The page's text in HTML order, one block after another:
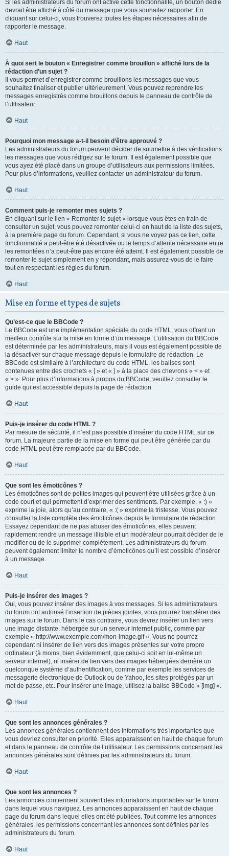
Si les administrateurs du forum ont activé cette fonctionnalité, un bouton dédié
devrait être affiché à côté du message que vous souhaitez rapporter. En
cliquant sur celui-ci, vous trouverez toutes les étapes nécessaires afin de
rapporter le message.
Haut
À quoi sert le bouton « Enregistrer comme brouillon » affiché lors de la
rédaction d’un sujet ?
Il vous permet d’enregistrer comme brouillons les messages que vous
souhaitez finaliser et publier ultérieurement. Vous pouvez reprendre les
messages enregistrés comme brouillons depuis le panneau de contrôle de
l’utilisateur.
Haut
Pourquoi mon message a-t-il besoin d’être approuvé ?
Les administrateurs du forum peuvent décider de soumettre à des vérifications
les messages que vous rédigez sur le forum. Il est également possible que
vous ayez été placé dans un groupe d’utilisateurs aux permissions limitées.
Pour plus d’informations, veuillez contacter un administrateur du forum.
Haut
Comment puis-je remonter mes sujets ?
En cliquant sur le lien « Remonter le sujet » lorsque vous êtes en train de
consulter un sujet, vous pouvez remonter celui-ci en haut de la liste des sujets,
à la première page du forum. Cependant, si vous ne voyez pas ce lien, cette
fonctionnalité a peut-être été désactivée ou le temps d’attente nécessaire entre
les remontées n’a peut-être pas encore été atteint. Il est également possible de
remonter le sujet simplement en y répondant, mais assurez-vous de le faire
tout en respectant les règles du forum.
Haut
Mise en forme et types de sujets
Qu’est-ce que le BBCode ?
Le BBCode est une implémentation spéciale du code HTML, vous offrant un
meilleur contrôle sur la mise en forme d’un message. L’utilisation du BBCode
est déterminée par les administrateurs, mais il vous est également possible de
la désactiver sur chaque message depuis le formulaire de rédaction. Le
BBCode est similaire à l’architecture du code HTML, les balises sont
contenues entre des crochets « [ » et « ] » à la place des chevrons « < » et
« > ». Pour plus d’informations à propos du BBCode, veuillez consulter le
guide qui est accessible depuis la page de rédaction.
Haut
Puis-je insérer du code HTML ?
Par mesure de sécurité, il n’est pas possible d’insérer du code HTML sur ce
forum. La majeure partie de la mise en forme qui peut être générée par du
code HTML peut être remplacée par du BBCode.
Haut
Que sont les émoticônes ?
Les émoticônes sont de petites images qui peuvent être utilisées grâce à un
code court et qui permettent d’exprimer des sentiments. Par exemple, « :) »
exprime la joie, alors qu’au contraire, « :( » exprime la tristesse. Vous pouvez
consulter la liste complète des émoticônes depuis le formulaire de rédaction.
Essayez cependant de ne pas abuser des émoticônes, elles peuvent
rapidement rendre un message illisible et un modérateur pourrait décider de le
modifier ou de le supprimer complètement. Les administrateurs du forum
peuvent également limiter le nombre d’émoticônes qu’il est possible d’insérer
à un message.
Haut
Puis-je insérer des images ?
Oui, vous pouvez insérer des images à vos messages. Si les administrateurs
du forum ont autorisé l’insertion de pièces jointes, vous pourrez transférer des
images sur le forum. Dans le cas contraire, vous devrez insérer un lien vers
une image distante, hébergée sur un serveur internet public, comme par
exemple « http://www.exemple.com/mon-image.gif ». Vous ne pourrez
cependant ni insérer de lien vers des images présentes sur votre propre
ordinateur (à moins, bien évidemment, que celui-ci soit en lui-même un
serveur internet), ni insérer de lien vers des images hébergées derrière un
quelconque système d’authentification, comme par exemple les services de
messagerie électronique de Outlook ou de Yahoo, les sites protégés par un
mot de passe, etc. Pour insérer une image, utilisez la balise BBCode « [img] ».
Haut
Que sont les annonces générales ?
Les annonces générales contiennent des informations très importantes que
vous devriez consulter en priorité. Elles apparaissent en haut de chaque forum
et dans le panneau de contrôle de l’utilisateur. Les permissions concernant les
annonces générales sont définies par les administrateurs du forum.
Haut
Que sont les annonces ?
Les annonces contiennent souvent des informations importantes sur le forum
dans lequel vous naviguez. Les annonces apparaissent en haut de chaque
page du forum dans lequel elles ont été publiées. Tout comme les annonces
générales, les permissions concernant les annonces sont définies par les
administrateurs du forum.
Haut